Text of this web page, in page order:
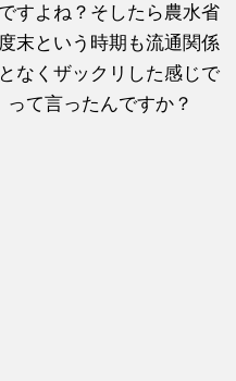
すよね？そしたら農水省
末という時期も流通関係
なくザックリした感じで
って言ったんですか？